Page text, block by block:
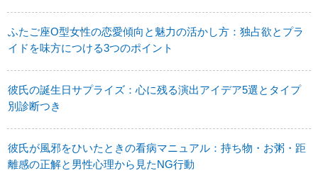
ふたご座O型女性の恋愛傾向と魅力の活かし方：独占欲とプラ
イドを味方につける3つのポイント
彼氏の誕生日サプライズ：心に残る演出アイデア5選とタイプ
別診断つき
彼氏が風邪をひいたときの看病マニュアル：持ち物・お粥・距
離感の正解と男性心理から見たNG行動